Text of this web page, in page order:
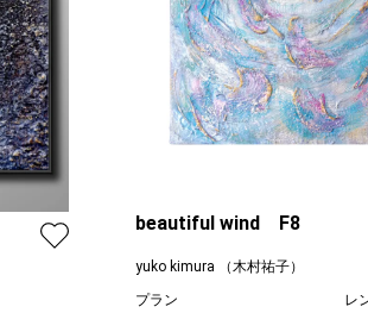
beautiful wind F8
yuko kimura （木村祐子）
プラン
レ